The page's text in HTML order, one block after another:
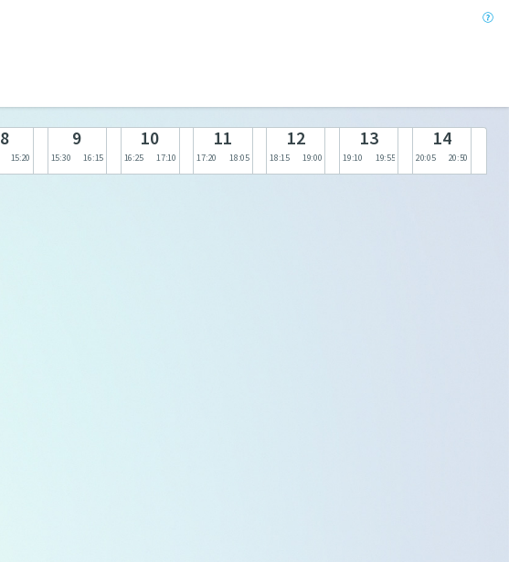
8
15:20
9
15:30 16:15
10
16:25 17:10
11
17:20 18:05
12
18:15 19:00
13
19:10 19:55
14
20:05 20:50